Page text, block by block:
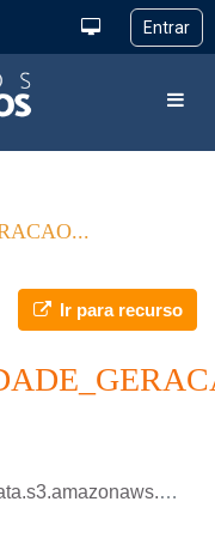
Ir para recurso
sin/IND_DISPONIBILIDADE_GERACAO_2026.parquet